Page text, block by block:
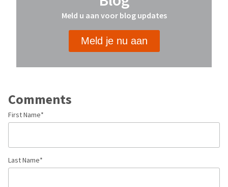
Meld u aan voor blog updates
Meld je nu aan
Comments
First Name*
Last Name*